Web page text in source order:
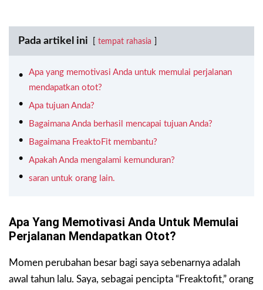
Pada artikel ini tempat rahasia
Apa yang memotivasi Anda untuk memulai perjalanan
mendapatkan otot?
Apa tujuan Anda?
Bagaimana Anda berhasil mencapai tujuan Anda?
Bagaimana FreaktoFit membantu?
Apakah Anda mengalami kemunduran?
saran untuk orang lain.
Apa Yang Memotivasi Anda Untuk Memulai
Perjalanan Mendapatkan Otot?
Momen perubahan besar bagi saya sebenarnya adalah
awal tahun lalu. Saya, sebagai pencipta “Freaktofit,” orang